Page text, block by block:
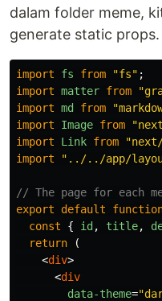
dalam folder meme,
generate static props.
import fs from "fs" ;
import matter from "
import md from "
import
Image from "
import
Link from "
import
" ../../app/
// The page for each
export
default
const
{ id , title,
return
(
<div>
<div
data-theme=